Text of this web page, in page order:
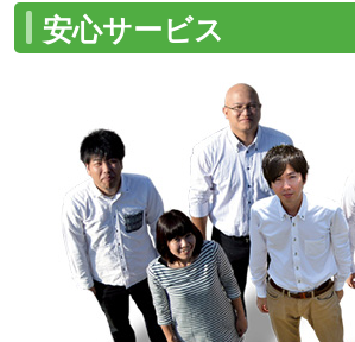
安心サービス